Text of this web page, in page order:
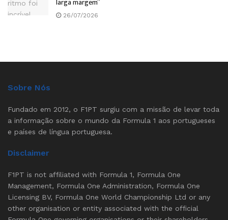
larga margem”
26/07/2026
Sobre Nós
Fundado em 2012, o F1PT surgiu com a missão de levar toda
a informação sobre o mundo da Formula 1 aos portugueses
e países de língua portuguesa.
Disclaimer
F1PT is not affiliated with Formula 1, Formula One
Management, Formula One Administration, Formula One
Licensing BV, Formula One World Championship Ltd or any
other organisation or entity associated with the official